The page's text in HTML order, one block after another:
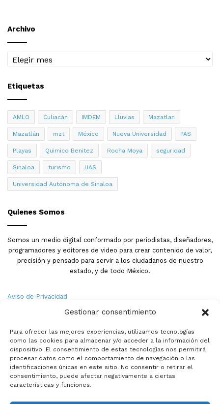
Gestionar consentimiento
Para ofrecer las mejores experiencias, utilizamos tecnologías
como las cookies para almacenar y/o acceder a la información del
dispositivo. El consentimiento de estas tecnologías nos permitirá
procesar datos como el comportamiento de navegación o las
identificaciones únicas en este sitio. No consentir o retirar el
consentimiento, puede afectar negativamente a ciertas
características y funciones.
Archivo
Archivo
Etiquetas
AMLO Culiacán IMDEM Lluvias Mazatlan
Mazatlán mzt México Nueva Universidad PAS
Playas Quimico Benitez Rocha Moya seguridad
Sinaloa turismo UAS
Universidad Autónoma de Sinaloa
Quienes Somos
Somos un medio digital conformado por periodistas, diseñadores,
programadores y editores de video para crear contenido de valor,
precisión y pensado para servir a los ciudadanos de nuestro
estado, y de todo México.
Aviso de Privacidad
Términos y Condiciones
Política de Cookies
Contacto